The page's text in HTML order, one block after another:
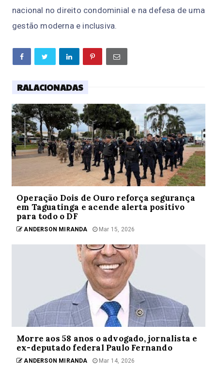
nacional no direito condominial e na defesa de uma
gestão moderna e inclusiva.
RALACIONADAS
Operação Dois de Ouro reforça segurança
em Taguatinga e acende alerta positivo
para todo o DF
ANDERSON MIRANDA Mar 15, 2026
Morre aos 58 anos o advogado, jornalista e
ex-deputado federal Paulo Fernando
ANDERSON MIRANDA Mar 14, 2026